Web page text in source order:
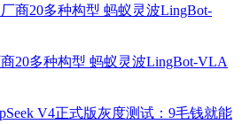
20多种构型 蚂蚁灵波LingBot-VLA